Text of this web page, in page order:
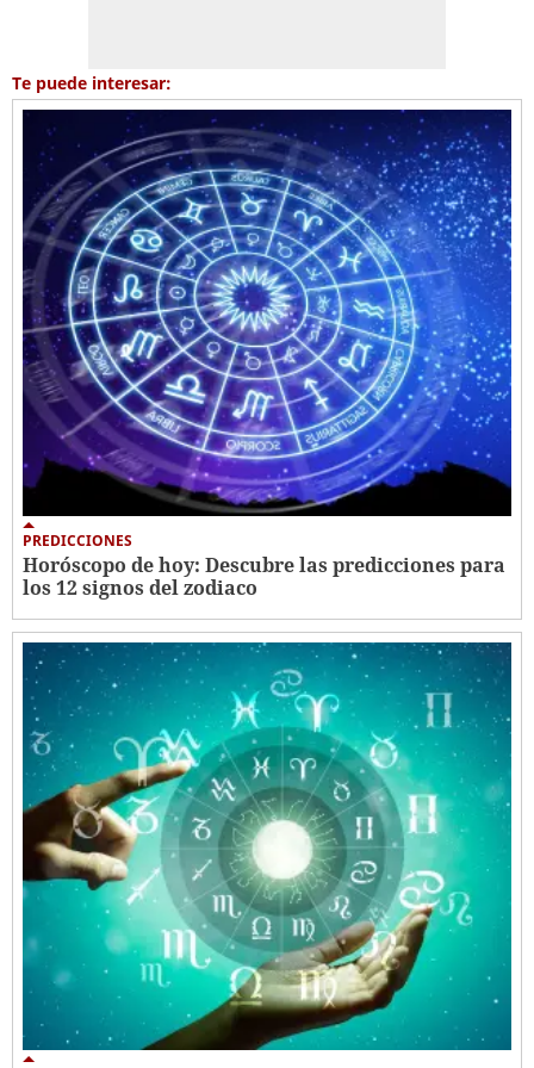
Te puede interesar:
PREDICCIONES
Horóscopo de hoy: Descubre las predicciones para
los 12 signos del zodiaco